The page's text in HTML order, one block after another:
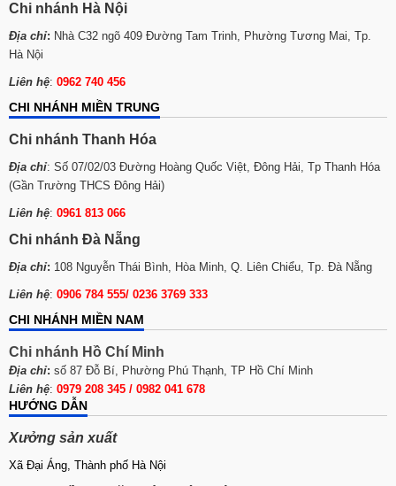
Chi nhánh Hà Nội
Địa chỉ: Nhà C32 ngõ 409 Đường Tam Trinh, Phường Tương Mai, Tp.
Hà Nội
Liên hệ: 0962 740 456
CHI NHÁNH MIỀN TRUNG
Chi nhánh Thanh Hóa
Địa chỉ: Số 07/02/03 Đường Hoàng Quốc Việt, Đông Hải, Tp Thanh Hóa
(Gần Trường THCS Đông Hải)
Liên hệ: 0961 813 066
Chi nhánh Đà Nẵng
Địa chỉ: 108 Nguyễn Thái Bình, Hòa Minh, Q. Liên Chiểu, Tp. Đà Nẵng
Liên hệ: 0906 784 555/ 0236 3769 333
CHI NHÁNH MIỀN NAM
Chi nhánh Hồ Chí Minh
Địa chỉ: số 87 Đỗ Bí, Phường Phú Thạnh, TP Hồ Chí Minh
Liên hệ: 0979 208 345 / 0982 041 678
HƯỚNG DẪN
Xưởng sản xuất
Xã Đại Áng, Thành phố Hà Nội